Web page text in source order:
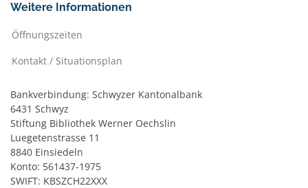
Weitere Informationen
Öffnungszeiten
Kontakt / Situationsplan
Bankverbindung: Schwyzer Kantonalbank
6431 Schwyz
Stiftung Bibliothek Werner Oechslin
Luegetenstrasse 11
8840 Einsiedeln
Konto: 561437-1975
SWIFT: KBSZCH22XXX